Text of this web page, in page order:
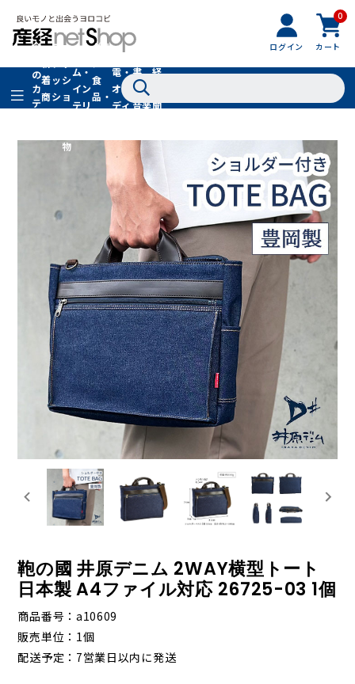
ログイン
0
カート
全
の
カ
テ
着
商
品
フ
ッ
シ
ョ
フ
ァ
シ
ョ
ン
物
ム・
イン
テリ
グル
食
品・
ドリ
家
電・
オー
ディ
書
籍・
音楽
経
聞
鞄の國 井原デニム 2WAY横型トート
日本製 A4ファイル対応 26725-03 1個
商品番号
a10609
販売単位
1個
配送予定
7営業日以内に発送